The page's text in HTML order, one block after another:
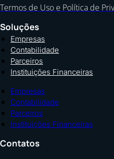
Termos de Uso e Política de
Soluções
Empresas
Contabilidade
Parceiros
Instituições Financeiras
Empresas
Contabilidade
Parceiros
Instituições Financeiras
Contatos